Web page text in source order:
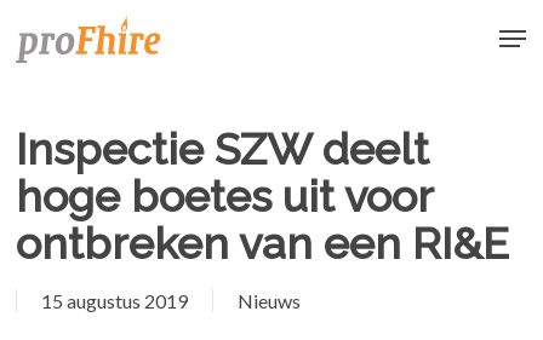
Inspectie SZW deelt
hoge boetes uit voor
ontbreken van een RI&E
15 augustus 2019 Nieuws